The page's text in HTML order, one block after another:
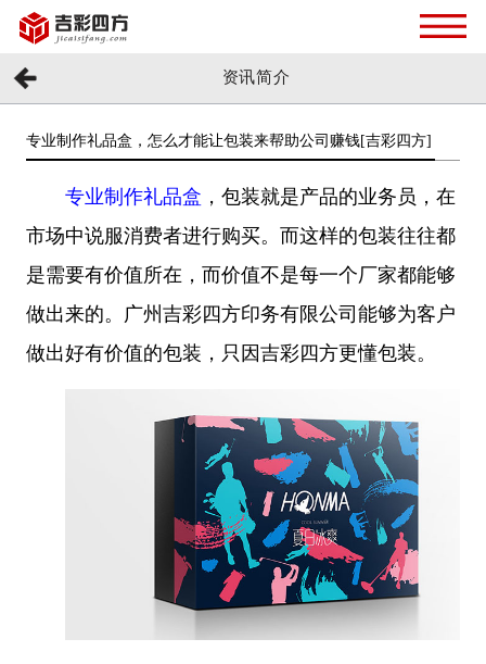
资讯简介
专业制作礼品盒，怎么才能让包装来帮助公司赚钱[吉彩四方]
专业制作礼品盒 ，包装就是产品的业务员，在
市场中说服消费者进行购买。而这样的包装往往都
是需要有价值所在，而价值不是每一个厂家都能够
做出来的。广州吉彩四方印务有限公司能够为客户
做出好有价值的包装，只因吉彩四方更懂包装。